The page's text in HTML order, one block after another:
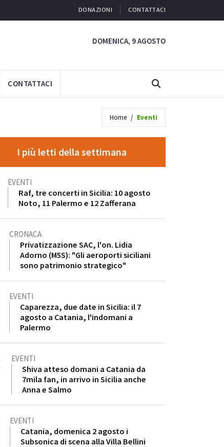
DONAZIONI CONTATTACI
DOMENICA, 9 AGOSTO
CONTATTACI
Home Eventi
I più letti della settimana
EVENTI
Raf, tre concerti in Sicilia: 10 agosto
Noto, 11 Palermo e 12 Zafferana
CRONACA
Privatizzazione SAC, l'on. Lidia
Adorno (M5S): "Gli aeroporti siciliani
sono patrimonio strategico"
EVENTI
Caparezza, due date in Sicilia: il 7
agosto a Catania, l'indomani a
Palermo
EVENTI
Shiva atteso domani a Catania da
7mila fan, in arrivo in Sicilia anche
Anna e Salmo
EVENTI
Catania, domenica 2 agosto i
Subsonica di scena alla Villa Bellini